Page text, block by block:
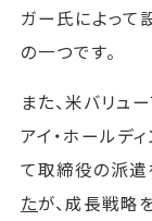
ガー氏によって
の一つです。
また、米バリュ
アイ・ホールデ
て取締役の派遣
たが、成長戦略